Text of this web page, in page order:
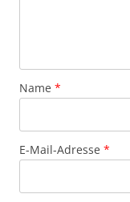
Name *
E-Mail-Adresse *